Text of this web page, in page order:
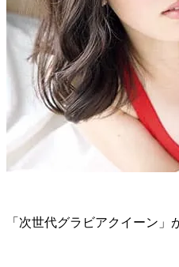
「次世代グラビアクイーン